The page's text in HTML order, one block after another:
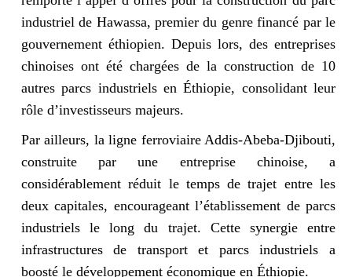
industriel de Hawassa, premier du genre financé par le
gouvernement éthiopien. Depuis lors, des entreprises
chinoises ont été chargées de la construction de 10
autres parcs industriels en Éthiopie, consolidant leur
rôle d’investisseurs majeurs.
Par ailleurs, la ligne ferroviaire Addis-Abeba-Djibouti,
construite par une entreprise chinoise, a
considérablement réduit le temps de trajet entre les
deux capitales, encourageant l’établissement de parcs
industriels le long du trajet. Cette synergie entre
infrastructures de transport et parcs industriels a
boosté le développement économique en Éthiopie.